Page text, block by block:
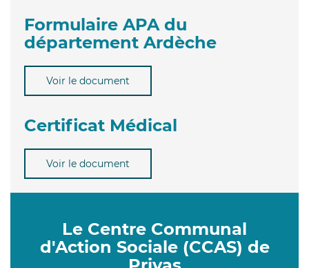
Formulaire APA du
département Ardèche
Voir le document
Certificat Médical
Voir le document
Le Centre Communal
d'Action Sociale (CCAS) de